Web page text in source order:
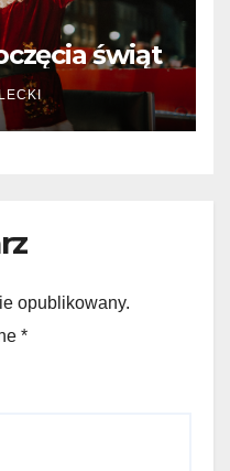
świąt
opublikowany.
*